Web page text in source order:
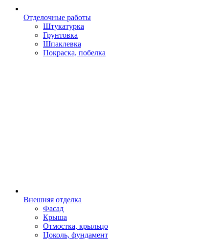
Отделочные работы
Штукатурка
Грунтовка
Шпаклевка
Покраска, побелка
Внешняя отделка
Фасад
Крыша
Отмостка, крыльцо
Цоколь, фундамент